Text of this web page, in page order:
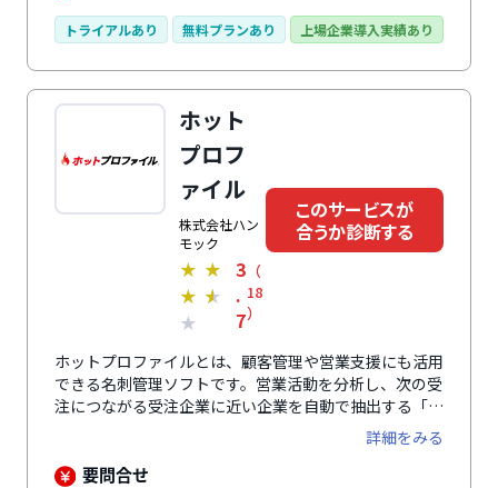
成果目標の達成に役立ちます。最大100万件の従業員数
用制限なし。業務自動化ツールで時間節約、2,000万社
を超える登録企業のデータ、自動的に連携するコンタク
トレコードが潜在顧客へのアプローチにつながります。
他にもミーティングのスケジュール設定、ウェブチャッ
ト、Eメールテンプレート、コールなどの無料で利用で
きる機能が満載で、幅広い業務の効率化、活性化を促進
します。
トライアルあり 無料プランあり 上場企業導入実績あり
ホット
プロフ
ァイル
株式会社ハン
モック
★ ★
★ ★
★
3
.
7
（
18
）
このサービスが
合うか診断する
ホットプロファイルとは、顧客管理や営業支援にも活用
できる名刺管理ソフトです。営業活動を分析し、次の受
注につながる受注企業に近い企業を自動で抽出する「ホ
ットプロファイル Sales」と、社内に眠っている名刺や
購入データを活用して見込み客を発掘する「ホットプロ
ファイル Marketing」の2つのサービスが展開されてい
詳細をみる
要問合せ